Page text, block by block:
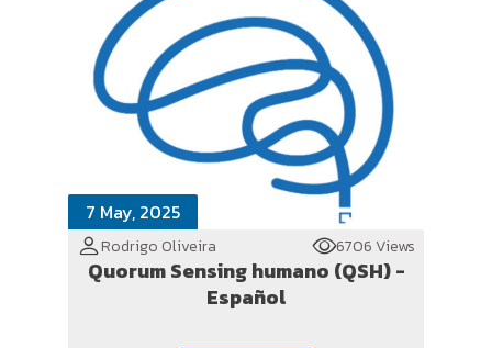
7 May, 2025
Rodrigo Oliveira 6706 Views
Quorum Sensing humano (QSH) -
Español